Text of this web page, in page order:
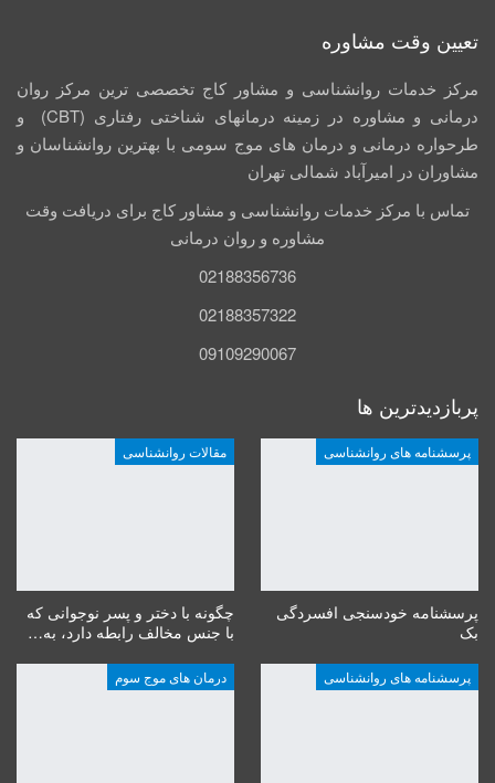
تعیین وقت مشاوره
مرکز خدمات روانشناسی و مشاور کاج تخصصی‏ ترین مرکز روان
درمانی و مشاوره در زمینه درمان‏های شناختی رفتاری (CBT) و
طرحواره درمانی و درمان های موج سومی با بهترین روانشناسان و
مشاوران در امیرآباد شمالی تهران
تماس با مرکز خدمات روانشناسی و مشاور کاج برای دریافت وقت
مشاوره و روان درمانی
02188356736
02188357322
09109290067
پربازدیدترین ها
پرسشنامه های روانشناسی
پرسشنامه خودسنجی افسردگی
بک
مقالات روانشناسی
چگونه با دختر و پسر نوجوانی که
با جنس مخالف رابطه دارد، به…
پرسشنامه های روانشناسی درمان های موج سوم